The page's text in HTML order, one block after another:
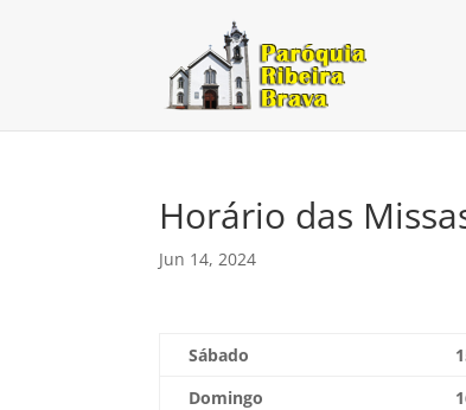
Horário das
Jun 14, 2024
Sábado
Domingo